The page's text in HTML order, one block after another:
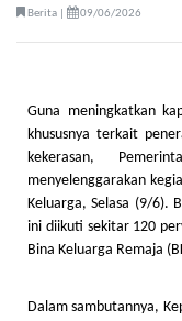
Berita | 09/06/2026
Guna meningkatkan
khususnya terkait
kekerasan,
menyelenggarakan
Keluarga, Selasa (9/6).
ini diikuti sekitar 120
Bina Keluarga Remaja
Dalam sambutannya,